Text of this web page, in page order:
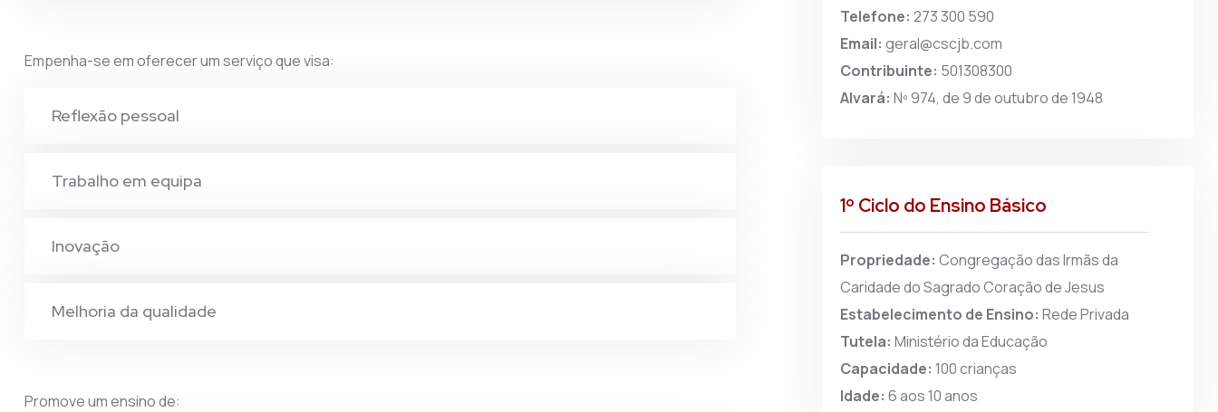
Empenha-se em oferecer um serviço que visa:
Reflexão pessoal
Trabalho em equipa
Inovação
Melhoria da qualidade
Promove um ensino de:
Telefone: 273 300 590
Email: geral@cscjb.com
Contribuinte: 501308300
Alvará: Nº 974, de 9 de outubro de 1948
1º Ciclo do Ensino Básico
Propriedade: Congregação das Irmãs da
Caridade do Sagrado Coração de Jesus
Estabelecimento de Ensino: Rede Privada
Tutela: Ministério da Educação
Capacidade: 100 crianças
Idade: 6 aos 10 anos